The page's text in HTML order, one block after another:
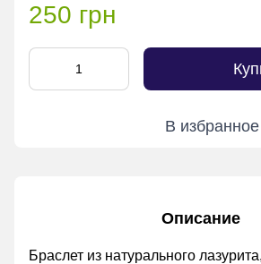
250 грн
В избранное
Описание
Браслет из натурального